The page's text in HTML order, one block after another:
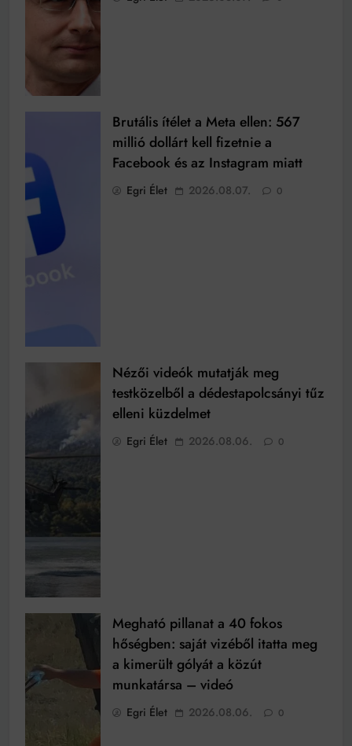
Brutális ítélet a Meta ellen: 567
millió dollárt kell fizetnie a
Facebook és az Instagram miatt
Egri Élet 2026.08.07. 0
Nézői videók mutatják meg
testközelből a dédestapolcsányi tűz
elleni küzdelmet
Egri Élet 2026.08.06. 0
Megható pillanat a 40 fokos
hőségben: saját vizéből itatta meg
a kimerült gólyát a közút
munkatársa – videó
Egri Élet 2026.08.06. 0